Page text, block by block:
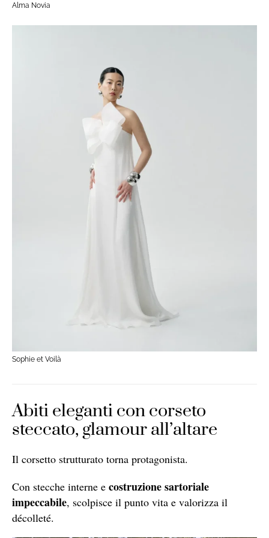
Alma Novia
Sophie et Voilà
Abiti eleganti con corseto
steccato, glamour all’altare
Il corsetto strutturato torna protagonista.
Con stecche interne e costruzione sartoriale
impeccabile, scolpisce il punto vita e valorizza il
décolleté.